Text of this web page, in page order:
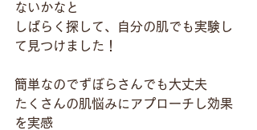
ないかなと
しばらく探して、自分の肌でも実験し
て見つけました！
簡単なのでずぼらさんでも大丈夫
たくさんの肌悩みにアプローチし効果
を実感